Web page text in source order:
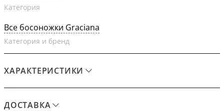
Категория
Все босоножки Graciana
Категория и бренд
ХАРАКТЕРИСТИКИ
ДОСТАВКА